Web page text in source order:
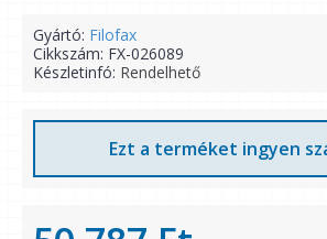
Gyártó: Filofax
Cikkszám: FX-026089
Készletinfó: Rendelhető
Ezt a terméket ingyen